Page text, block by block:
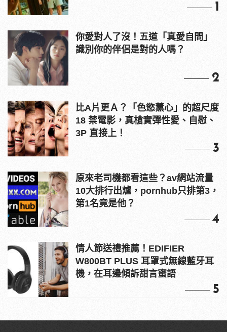
1
你愛對人了沒！五道「真愛自問」
識別你的伴侶是對的人嗎？
2
比A片更Ａ？「色慾薰心」的超尺度
18 禁電影，真槍實彈性愛、自慰、
3P 直接上！
3
原來老司機都看這些？av網站流量
10大排行出爐，pornhub只排第3，
第1名竟是他？
4
情人節送禮推薦！EDIFIER
W800BT PLUS 耳罩式無線藍牙耳
機，在耳邊傾訴甜言蜜語
5